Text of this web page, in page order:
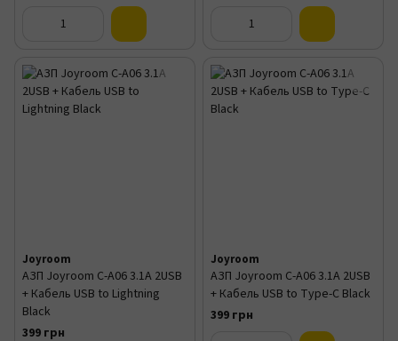
Joyroom
АЗП Joyroom C-A06 3.1A 2USB
+ Кабель USB to Lightning
Black
399 грн
Joyroom
АЗП Joyroom C-A06 3.1A 2USB
+ Кабель USB to Type-C Black
399 грн